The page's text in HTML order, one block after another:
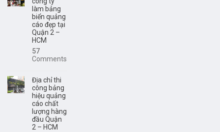
làm bảng
biển quảng
cáo đẹp tại
Quận 2 –
HCM
57
Comments
Địa chỉ thi
công bảng
hiệu quảng
cáo chất
lượng hàng
đầu Quận
2 – HCM